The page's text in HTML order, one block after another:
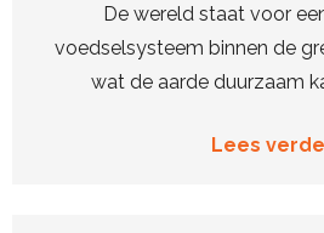
De wereld staat voor
voedselsysteem binnen de
wat de aarde duurzaam
Lees